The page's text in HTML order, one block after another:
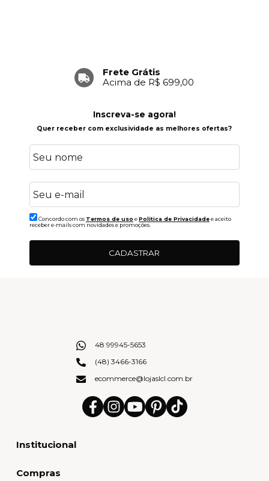
Frete Grátis
Acima de R$ 699,00
Inscreva-se agora!
Quer receber com exclusividade as melhores ofertas?
Concordo com os Termos de uso ePolitica de Privacidadee aceito
receber e-mails com novidades e promoções.
CADASTRAR
Institucional
Compras
48 99945-5653
(48) 3466-3166
ecommerce@lojaslcl.com.br